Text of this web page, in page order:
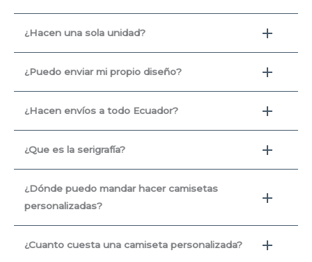
¿Hacen una sola unidad?
¿Puedo enviar mi propio diseño?
¿Hacen envíos a todo Ecuador?
¿Que es la serigrafía?
¿Dónde puedo mandar hacer camisetas
personalizadas?
¿Cuanto cuesta una camiseta personalizada?